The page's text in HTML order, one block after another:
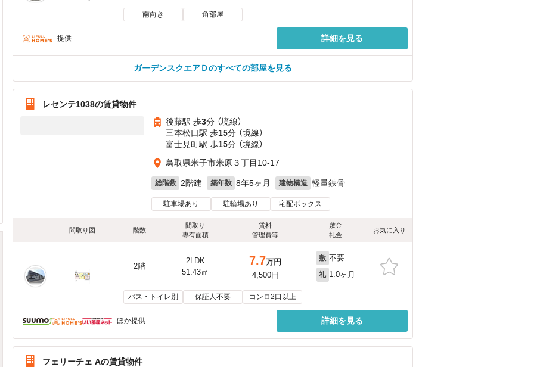
南向き 角部屋
提供 詳細を見る
ガーデンスクエアＤのすべての部屋を見る
レセンテ1038の賃貸物件
後藤駅 歩3分 （境線）
三本松口駅 歩15分 （境線）
富士見町駅 歩15分 （境線）
鳥取県米子市米原３丁目10-17
総階数 2階建 築年数 8年5ヶ月 建物構造 軽量鉄骨
駐車場あり 駐輪場あり 宅配ボックス
間取り図 階数
間取り
専有面積
賃料
管理費等
敷金
礼金
お気に入り
2階
2LDK
51.43㎡
7.7万円
4,500円
敷 不要
礼 1.0ヶ月
バス・トイレ別 保証人不要 コンロ2口以上
ほか提供 詳細を見る
フェリーチェ Aの賃貸物件